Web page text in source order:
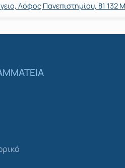
Λόφος Πανεπιστημίου, 81 132